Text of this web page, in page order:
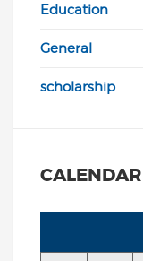
Education
General
scholarship
CALENDAR